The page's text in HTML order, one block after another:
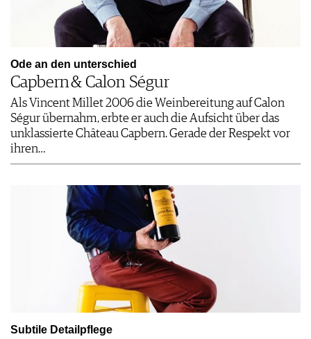
Ode an den unterschied
Capbern & Calon Ségur
Als Vincent Millet 2006 die Weinbereitung auf Calon
Ségur übernahm, erbte er auch die Aufsicht über das
unklassierte Château Capbern. ­Gerade der Respekt vor
ihren…
Subtile Detailpflege